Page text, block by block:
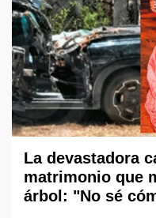
La devastadora
matrimonio que
árbol: "No sé